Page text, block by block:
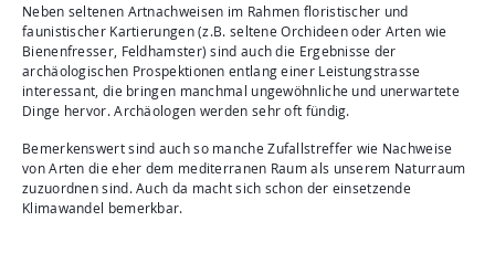
Neben seltenen Artnachweisen im Rahmen floristischer und
faunistischer Kartierungen (z.B. seltene Orchideen oder Arten wie
Bienenfresser, Feldhamster) sind auch die Ergebnisse der
archäologischen Prospektionen entlang einer Leistungstrasse
interessant, die bringen manchmal ungewöhnliche und unerwartete
Dinge hervor. Archäologen werden sehr oft fündig.
Bemerkenswert sind auch so manche Zufallstreffer wie Nachweise
von Arten die eher dem mediterranen Raum als unserem Naturraum
zuzuordnen sind. Auch da macht sich schon der einsetzende
Klimawandel bemerkbar.